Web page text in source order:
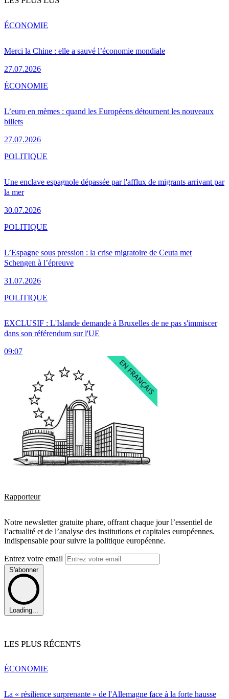
Merci la Chine : elle a sauvé l’économie mondiale
27.07.2026
ÉCONOMIE
L’euro en mèmes : quand les Européens détournent les nouveaux
billets
27.07.2026
ÉCONOMIE
Une enclave espagnole dépassée par l'afflux de migrants arrivant par
la mer
30.07.2026
POLITIQUE
L’Espagne sous pression : la crise migratoire de Ceuta met
Schengen à l’épreuve
31.07.2026
POLITIQUE
EXCLUSIF : L'Islande demande à Bruxelles de ne pas s'immiscer
dans son référendum sur l'UE
09:07
POLITIQUE
Rapporteur
Notre newsletter gratuite phare, offrant chaque jour l’essentiel de
l’actualité et de l’analyse des institutions et capitales européennes.
Indispensable pour suivre la politique européenne.
Entrez votre email
S'abonner
Loading...
LES PLUS RÉCENTS
La « résilience surprenante » de l'Allemagne face à la forte hausse
ÉCONOMIE